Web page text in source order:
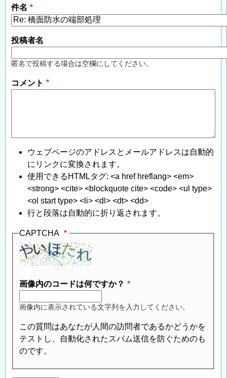
面
防
の
部
処
理」
信
件名
投稿者名
匿名で投稿する場合は空欄にしてください。
コメント
ウェブページのアドレスとメールアドレスは自動的
にリンクに変換されます。
使用できるHTMLタグ: <a href hreflang> <em>
<strong> <cite> <blockquote cite> <code> <ul type>
<ol start type> <li> <dl> <dt> <dd>
行と段落は自動的に折り返されます。
CAPTCHA
画像内のコードは何ですか？
画像内に表示されている文字列を入力してください。
この質問はあなたが人間の訪問者であるかどうかを
テストし、自動化されたスパム送信を防ぐためのも
のです。